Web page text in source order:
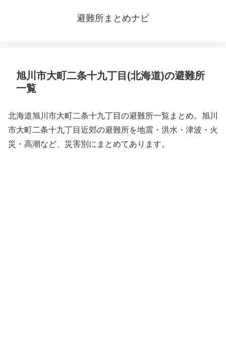
避難所まとめナビ
旭川市大町二条十九丁目(北海道)の避難所
一覧
北海道旭川市大町二条十九丁目の避難所一覧まとめ。旭川
市大町二条十九丁目近郊の避難所を地震・洪水・津波・火
災・高潮など、災害別にまとめてあります。